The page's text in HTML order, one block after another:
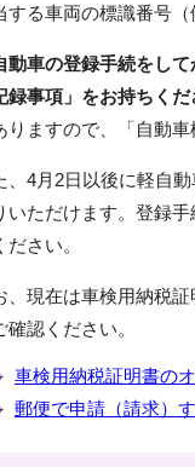
する車両の標識番号（
動車の登録手続をし
録事項」をお持ちくだ
りますので、「自動
、4月2日以後に軽自
いただけます。登録
ださい。
、現在は車検用納税
確認ください。
車検用納税証明書の
郵便で申請（請求）